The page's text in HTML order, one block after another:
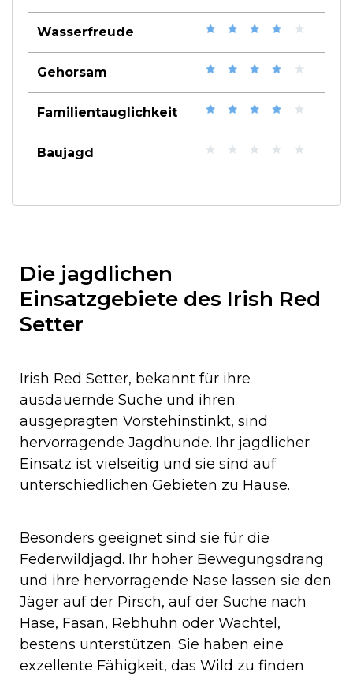
Wasserfreude
Gehorsam
Familientauglichkeit
Baujagd
Die jagdlichen
Einsatzgebiete des Irish Red
Setter
Irish Red Setter, bekannt für ihre
ausdauernde Suche und ihren
ausgeprägten Vorstehinstinkt, sind
hervorragende Jagdhunde. Ihr jagdlicher
Einsatz ist vielseitig und sie sind auf
unterschiedlichen Gebieten zu Hause.
Besonders geeignet sind sie für die
Federwildjagd. Ihr hoher Bewegungsdrang
und ihre hervorragende Nase lassen sie den
Jäger auf der Pirsch, auf der Suche nach
Hase, Fasan, Rebhuhn oder Wachtel,
bestens unterstützen. Sie haben eine
exzellente Fähigkeit, das Wild zu finden